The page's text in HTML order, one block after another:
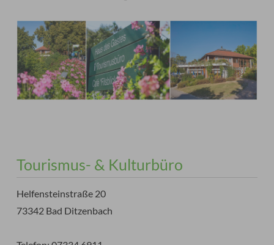
Tourismus- & Kulturbüro
Helfensteinstraße 20
73342 Bad Ditzenbach